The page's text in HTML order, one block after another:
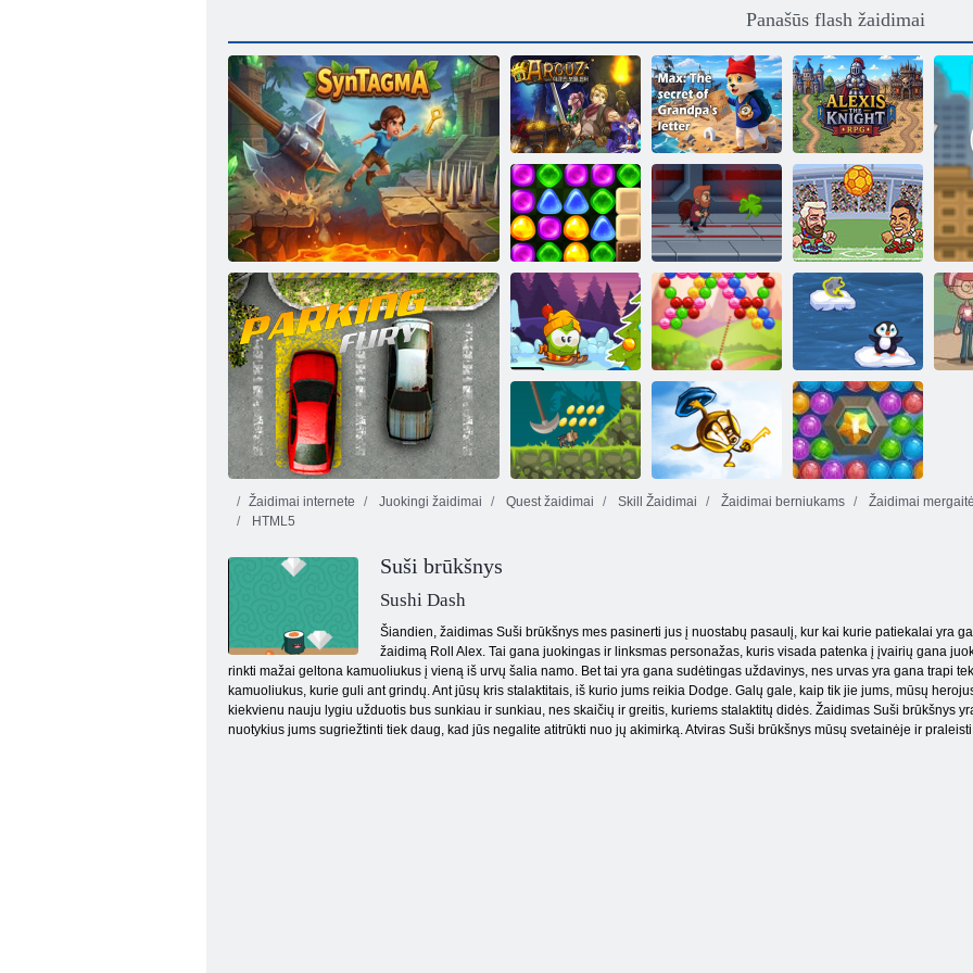
Panašūs flash žaidimai
Sintagma
Arkuzo lobių
ieškotojai
Maksas: Senelio
laiško paslaptis
Alexis The
Knight RPG
Grįžti į
„Candyland 4“:
„Lollipop“ sodas
Jetpack
magistras
Parkavimo Fury
Heads arenoje
Europos futbolo
Žiemos
Nuotykiai
Burbulas dvasia Pingvinas Pereiti
Žaidimai internete Juokingi žaidimai Quest žaidimai Skill Žaidimai Žaidimai berniukams Žaidimai
HTML5
Suši brūkšnys
Sushi Dash
Šiandien, žaidimas Suši brūkšnys mes pasinerti jus į nuostabų pasaulį, kur kai kurie patiekalai yra
žaidimą Roll Alex. Tai gana juokingas ir linksmas personažas, kuris visada patenka į įvairių gana
rinkti mažai geltona kamuoliukus į vieną iš urvų šalia namo. Bet tai yra gana sudėtingas uždavinys, nes urvas yra gana trapi
kamuoliukus, kurie guli ant grindų. Ant jūsų kris stalaktitais, iš kurio jums reikia Dodge. Galų gale, kaip tik jie jums, mūsų
kiekvienu nauju lygiu užduotis bus sunkiau ir sunkiau, nes skaičių ir greitis, kuriems stalaktitų didės. Žaidimas Suši brūkšnys
nuotykius jums sugriežtinti tiek daug, kad jūs negalite atitrūkti nuo jų akimirką. Atviras Suši brūkšnys mūsų svetainėje ir